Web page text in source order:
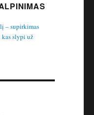
– supirkimas
kas slypi už